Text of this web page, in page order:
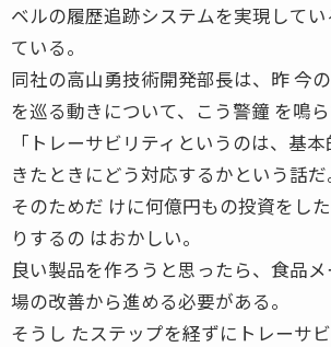
ベルの履歴追跡システムを実現して
ている。
同社の高山勇技術開発部長は、昨 今
を巡る動きについて、こう警鐘 を鳴ら
「トレーサビリティというのは、基
きたときにどう対応するかという話だ
そのためだ けに何億円もの投資をし
りするの はおかしい。
良い製品を作ろうと思ったら、食品
場の改善から進める必要がある。
そうし たステップを経ずにトレーサ